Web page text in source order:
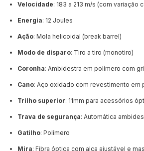
Velocidade: 183 a 213 m/s (com variação
Energia: 12 Joules
Ação: Mola helicoidal (break barrel)
Modo de disparo: Tiro a tiro (monotiro)
Coronha: Ambidestra em polímero com
Cano: Aço oxidado com revestimento em
Trilho superior: 11mm para acessórios
Trava de segurança: Automática
Gatilho: Polímero
Mira: Fibra óptica com alça ajustável e